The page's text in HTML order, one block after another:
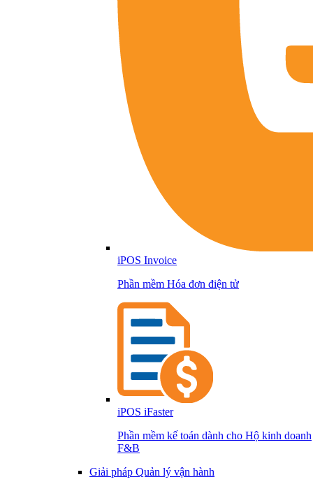
iPOS Invoice
Phần mềm Hóa đơn điện tử
iPOS iFaster
Phần mềm kế toán dành cho Hộ kinh doanh
F&B
Giải pháp Quản lý vận hành